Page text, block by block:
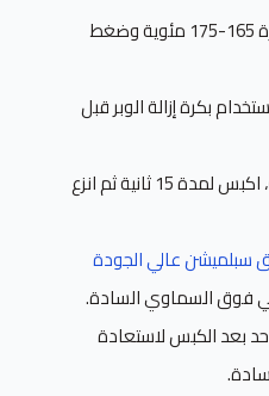
اضبط المكبس على درجة حرارة 165-175 مئوية وضغط
بكرة إزالة الوبر قبل
، اكبس لمدة 15 ثانية ثم انزع
سبلميشن عالي الجودة
فوق السماوي السادة.
بعد الكبس لاستعادة